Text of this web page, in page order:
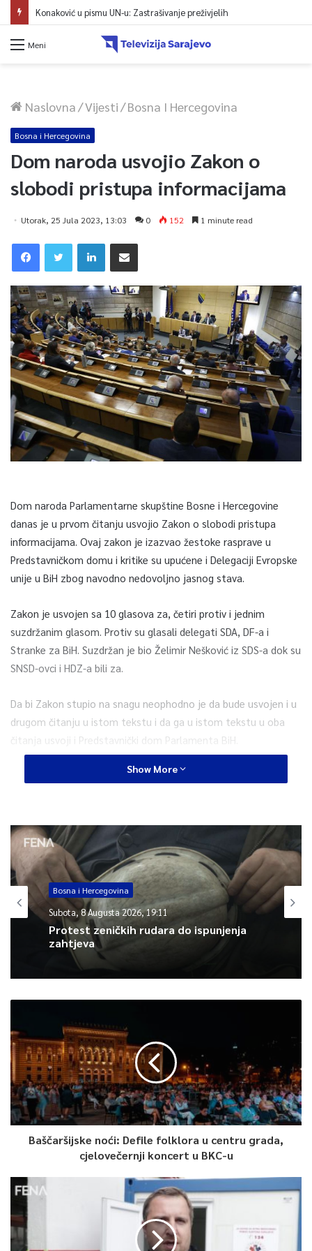
Konaković u pismu UN-u: Zastrašivanje preživjelih
Meni
Naslovna/Vijesti/Bosna I Hercegovina
Bosna i Hercegovina
Dom naroda usvojio Zakon o
slobodi pristupa informacijama
Utorak, 25 Jula 2023, 13:03 0 152 1 minute read
Dom naroda Parlamentarne skupštine Bosne i Hercegovine
danas je u prvom čitanju usvojio Zakon o slobodi pristupa
informacijama. Ovaj zakon je izazvao žestoke rasprave u
Predstavničkom domu i kritike su upućene i Delegaciji Evropske
unije u BiH zbog navodno nedovoljno jasnog stava.
Zakon je usvojen sa 10 glasova za, četiri protiv i jednim
suzdržanim glasom. Protiv su glasali delegati SDA, DF-a i
Stranke za BiH. Suzdržan je bio Želimir Nešković iz SDS-a dok su
SNSD-ovci i HDZ-a bili za.
Da bi Zakon stupio na snagu neophodno je da bude usvojen i u
drugom čitanju u istom tekstu i da ga u istom tekstu u oba
čitanja usvoji i Predstavnički dom Parlamenta BiH.
Zastupnici u Predstavničkom domu će se o ovom zakonu
0
Article Rating
Show More
Bosna i Hercegovina
Subota, 8 Augusta 2026, 19:11
Protest zeničkih rudara do ispunjenja
zahtjeva
Baščaršijske noći: Defile folklora u centru grada,
cjelovečernji koncert u BKC-u